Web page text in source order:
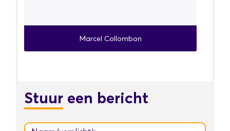
Marcel Collombon
Stuur een bericht